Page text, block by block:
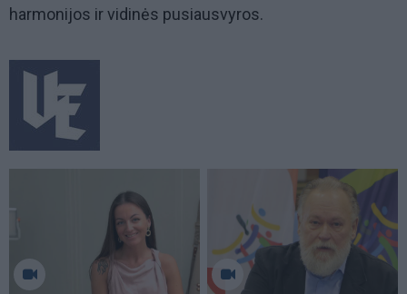
harmonijos ir vidinės pusiausvyros.